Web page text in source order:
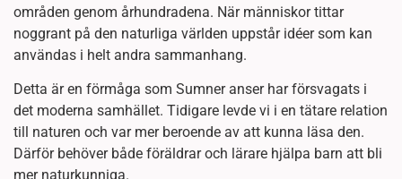
områden genom århundradena. När människor tittar
noggrant på den naturliga världen uppstår idéer som kan
användas i helt andra sammanhang.
Detta är en förmåga som Sumner anser har försvagats i
det moderna samhället. Tidigare levde vi i en tätare relation
till naturen och var mer beroende av att kunna läsa den.
Därför behöver både föräldrar och lärare hjälpa barn att bli
mer naturkunniga.